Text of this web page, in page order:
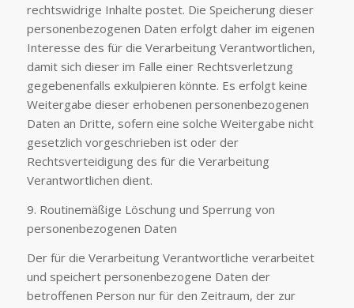
rechtswidrige Inhalte postet. Die Speicherung dieser
personenbezogenen Daten erfolgt daher im eigenen
Interesse des für die Verarbeitung Verantwortlichen,
damit sich dieser im Falle einer Rechtsverletzung
gegebenenfalls exkulpieren könnte. Es erfolgt keine
Weitergabe dieser erhobenen personenbezogenen
Daten an Dritte, sofern eine solche Weitergabe nicht
gesetzlich vorgeschrieben ist oder der
Rechtsverteidigung des für die Verarbeitung
Verantwortlichen dient.
9. Routinemäßige Löschung und Sperrung von
personenbezogenen Daten
Der für die Verarbeitung Verantwortliche verarbeitet
und speichert personenbezogene Daten der
betroffenen Person nur für den Zeitraum, der zur